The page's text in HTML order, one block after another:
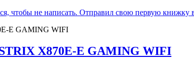
чтобы не написать. Отправил свою первую книжку
X870E-E GAMING WIFI